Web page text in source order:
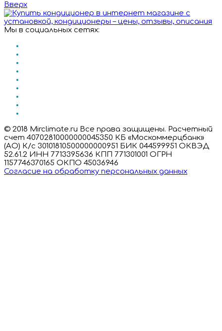
Вверх
Мы в социальных сетях:
© 2018 Mirclimate.ru Все права защищены. Расчетный
счет 40702810000000045350 КБ «Москоммерцбанк»
(АО) К/с 30101810500000000951 БИК 044599951 ОКВЭД
52.61.2 ИНН 7713395636 КПП 771301001 ОГРН
1157746370165 ОКПО 45036946
Согласие на обработку персональных данных